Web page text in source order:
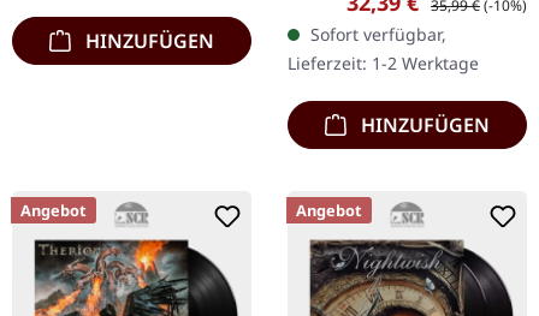
HINZUFÜGEN
Doppel-Vinyl im Gatefold-
Cover. Nightwish kehren
mit…
35,99 €(-10%)
Sofort verfügbar,
Lieferzeit: 1-2 Werktage
HINZUFÜGEN
Angebot Angebot